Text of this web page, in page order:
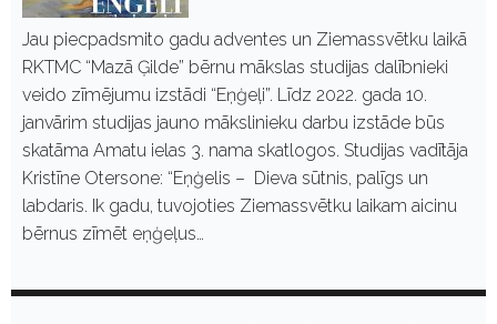
Jau piecpadsmito gadu adventes un Ziemassvētku laikā
RKTMC “Mazā Ģilde” bērnu mākslas studijas dalībnieki
veido zīmējumu izstādi “Eņģeļi”. Līdz 2022. gada 10.
janvārim studijas jauno mākslinieku darbu izstāde būs
skatāma Amatu ielas 3. nama skatlogos. Studijas vadītāja
Kristīne Otersone: “Eņģelis – Dieva sūtnis, palīgs un
labdaris. Ik gadu, tuvojoties Ziemassvētku laikam aicinu
bērnus zīmēt eņģeļus…